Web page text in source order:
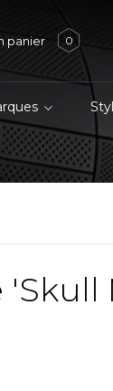
panier 0
'Skull